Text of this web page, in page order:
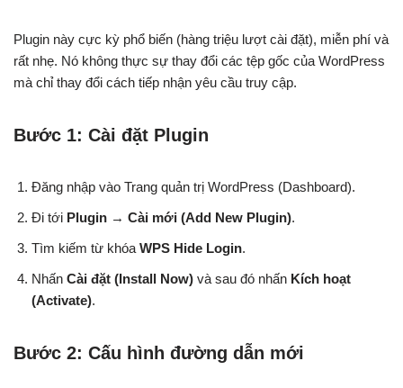
Plugin này cực kỳ phổ biến (hàng triệu lượt cài đặt), miễn phí và
rất nhẹ. Nó không thực sự thay đổi các tệp gốc của WordPress
mà chỉ thay đổi cách tiếp nhận yêu cầu truy cập.
Bước 1: Cài đặt Plugin
Đăng nhập vào Trang quản trị WordPress (Dashboard).
Đi tới Plugin → Cài mới (Add New Plugin).
Tìm kiếm từ khóa WPS Hide Login.
Nhấn Cài đặt (Install Now) và sau đó nhấn Kích hoạt
(Activate).
Bước 2: Cấu hình đường dẫn mới